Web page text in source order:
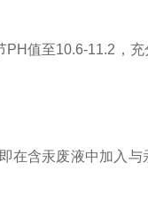
值至10.6-11.2，充
含汞废液中加入与